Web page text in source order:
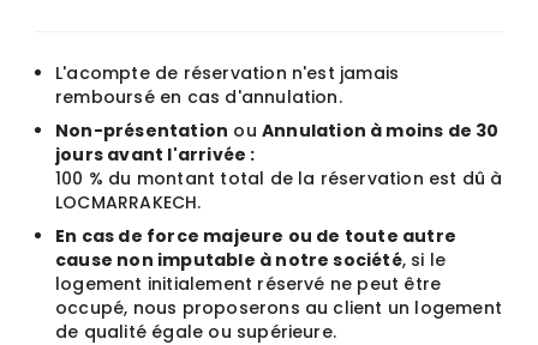
L'acompte de réservation n'est jamais
remboursé en cas d'annulation.
Non-présentation ou Annulation à moins de 30
jours avant l'arrivée :
100 % du montant total de la réservation est dû à
LOCMARRAKECH.
En cas de force majeure ou de toute autre
cause non imputable à notre société, si le
logement initialement réservé ne peut être
occupé, nous proposerons au client un logement
de qualité égale ou supérieure.